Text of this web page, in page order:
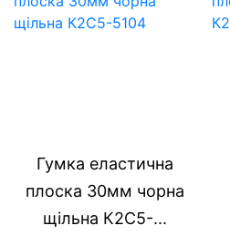
Гумка еластична
плоска 30мм чорна
щільна К2С5-...